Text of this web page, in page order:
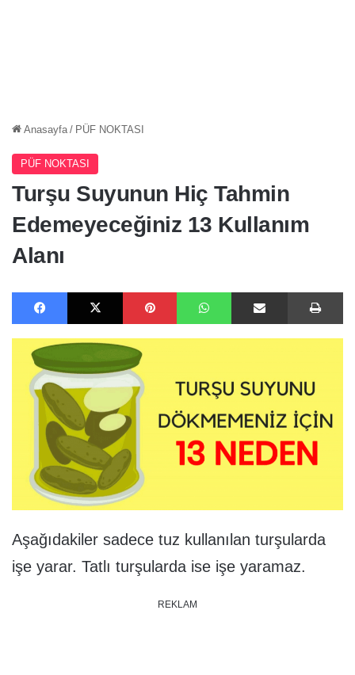
Anasayfa / PÜF NOKTASI
PÜF NOKTASI
Turşu Suyunun Hiç Tahmin
Edemeyeceğiniz 13 Kullanım
Alanı
Facebook X Pinterest WhatsApp E-Posta ile paylaş
Aşağıdakiler sadece tuz kullanılan turşularda
işe yarar. Tatlı turşularda ise işe yaramaz.
REKLAM